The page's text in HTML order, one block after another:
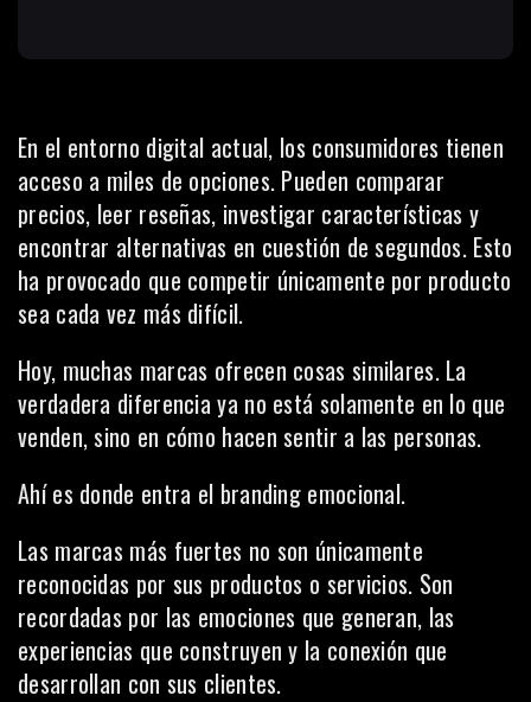
En el entorno digital actual, los consumidores tienen
acceso a miles de opciones. Pueden comparar
precios, leer reseñas, investigar características y
encontrar alternativas en cuestión de segundos. Esto
ha provocado que competir únicamente por producto
sea cada vez más difícil.
Hoy, muchas marcas ofrecen cosas similares. La
verdadera diferencia ya no está solamente en lo que
venden, sino en cómo hacen sentir a las personas.
Ahí es donde entra el branding emocional.
Las marcas más fuertes no son únicamente
reconocidas por sus productos o servicios. Son
recordadas por las emociones que generan, las
experiencias que construyen y la conexión que
desarrollan con sus clientes.